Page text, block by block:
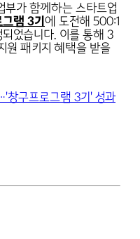
부가 함께하는 스타트업
램 3기 에 도전해 500:1
었습니다. 이를 통해 3
원 패키지 혜택을 받을
창구프로그램 3기' 성과